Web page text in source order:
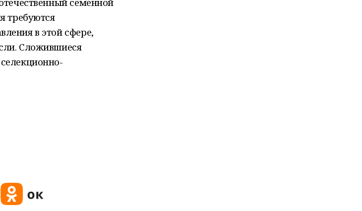
требуются
в этой сфере,
Сложившиеся